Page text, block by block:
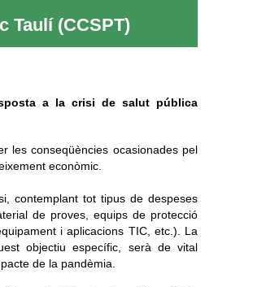
Taulí (CCSPT)
a la crisi de salut pública
les conseqüències ocasionades pel
econòmic.
contemplant tot tipus de despeses
de proves, equips de protecció
i aplicacions TIC, etc.). La
objectiu específic, serà de vital
de la pandèmia.